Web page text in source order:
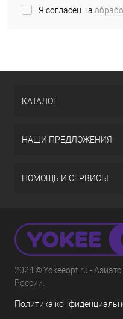
Я согласен на
КАТАЛОГ
НАШИ ПРЕДЛОЖЕНИЯ
ПОМОЩЬ И СЕРВИСЫ
2024 © Yokeeopt.ru -
России.
Политика